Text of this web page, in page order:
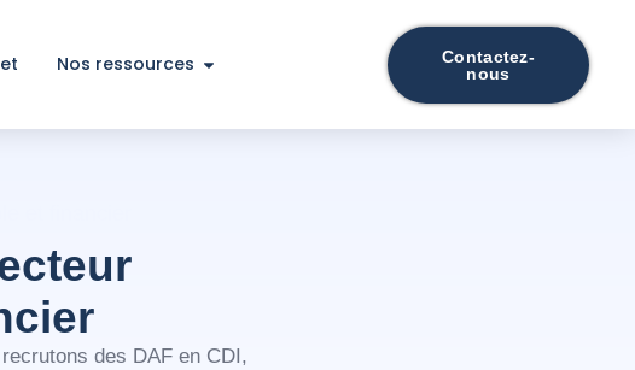
Nos ressources
Contactez-
nous
des DAF en CDI,